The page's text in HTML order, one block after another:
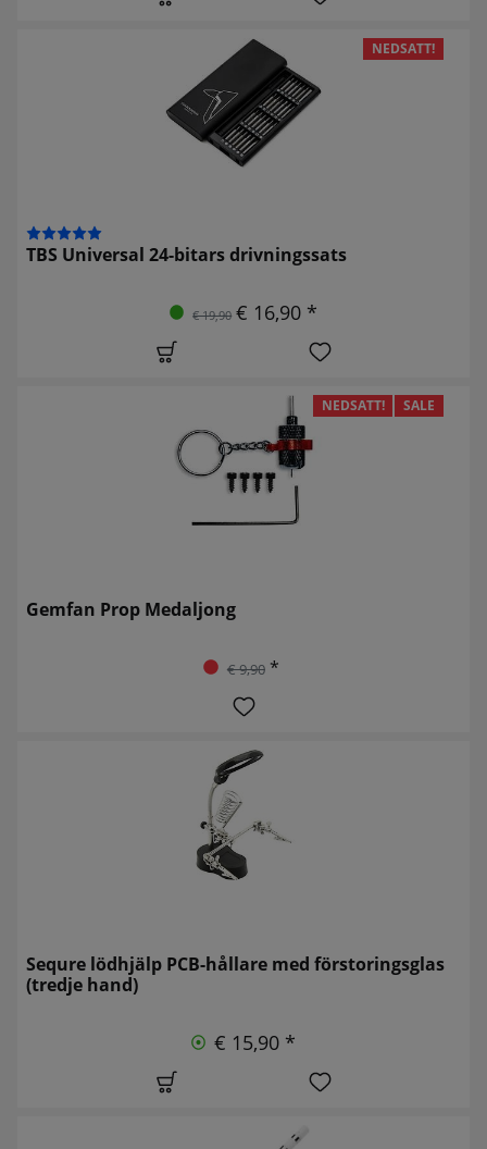
NEDSATT!
TBS Universal 24-bitars drivningssats
€ 19,90 € 16,90 *
NEDSATT! SALE
Gemfan Prop Medaljong
€ 9,90*
Sequre lödhjälp PCB-hållare med förstoringsglas
(tredje hand)
€ 15,90 *